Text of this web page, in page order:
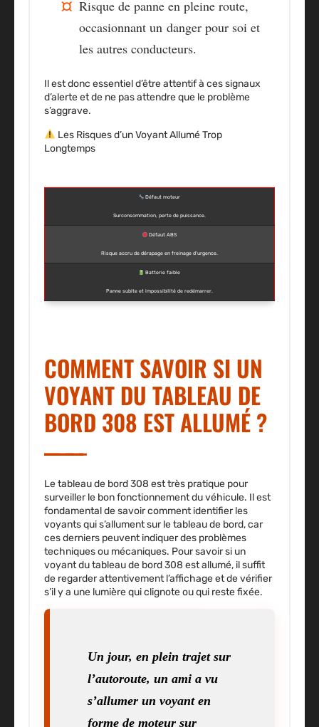
Risque de panne en pleine route,
occasionnant un danger pour soi et
les autres conducteurs.
Il est donc essentiel d’êtreattentif à ces signaux
d’alerteet de ne pas attendre que le problème
s’aggrave.
Les Risques d’un Voyant Allumé Trop
Longtemps
Défaut moteur
Surconsommation, perte de puissance.
Défaut ABS
Risque accru de dérapage en freinage d’urgence.
Batterie faible
Panne subite et impossibilité de redémarrer.
COMMENT SAVOIR SI UN
VOYANT DU TABLEAU DE
BORD 308 EST ALLUMÉ ?
Le tableau de bord 308 est très pratique pour
surveillerle bon fonctionnement du véhicule. Il est
fondamental de savoir commentidentifier les
voyantsqui s’allument sur le tableau de bord, car
ces derniers peuvent indiquer des problèmes
techniques ou mécaniques. Pour savoir si un
voyant du tableau de bord 308 est allumé, il suffit
de regarder attentivement l’affichage et de vérifier
s’il y a une lumière quiclignote ou qui reste fixée.
Un jour, en plein trajet sur
l’autoroute, un ami a vu
s’allumer un voyant en
forme de moteur sur